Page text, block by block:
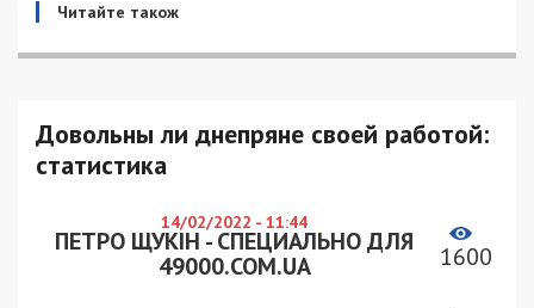
Читайте також
Довольны ли днепряне своей работой:
статистика
14/02/2022 - 11:44
ПЕТРО ЩУКІН - СПЕЦИАЛЬНО ДЛЯ
49000.COM.UA
1600